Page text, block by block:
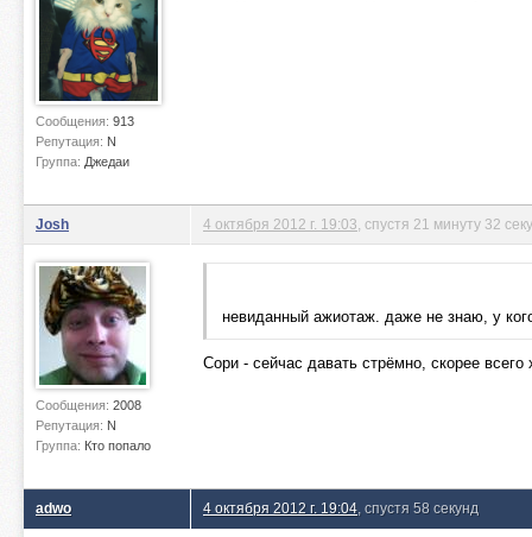
Сообщения: 913
Репутация: N
Группа: Джедаи
Josh
Сообщения: 2008
Репутация: N
Группа: Кто попало
4 октября 2012 г. 19:03 , спустя 21 минуту 32
невиданный ажиотаж. даже не знаю, у
Сори - сейчас давать стрёмно, скорее
adwo 4 октября 2012 г. 19:04 , спустя 58 секунд